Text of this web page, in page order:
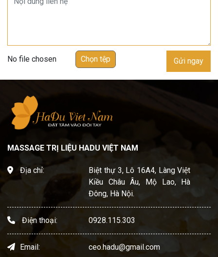
No file chosen Chọn tệp Gửi ngay
MASSAGE TRỊ LIỆU HADU VIỆT NAM
Địa chỉ:
Biệt thự 3, Lô 16A4, Làng Việt
Kiều Châu Âu, Mộ Lao, Hà
Đông, Hà Nội.
Điện thoại: 0928.115.303
Email: ceo.hadu@gmail.com